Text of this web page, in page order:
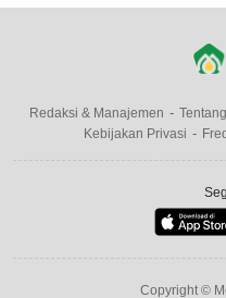
Redaksi & Manajemen Tentang
Kebijakan Privasi
Copyright ©